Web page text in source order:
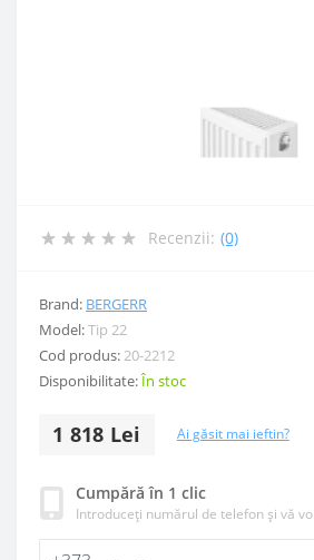
Recenzii: (0)
Brand: BERGERR
Model:Tip 22
Cod produs: 20-2212
Disponibilitate:În stoc
1 818 Lei Ai găsit mai ieftin?
Cumpără în 1 clic
Introduceți numărul de telefon și vă